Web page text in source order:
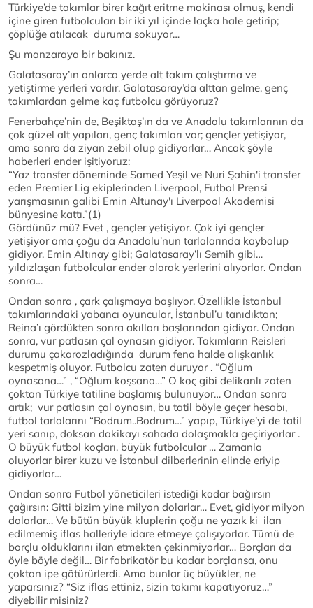
Türkiye’de takımlar birer kağıt eritme makinası olmuş, kendi
içine giren futbolcuları bir iki yıl içinde laçka hale getirip;
çöplüğe atılacak duruma sokuyor…
Şu manzaraya bir bakınız.
Galatasaray’ın onlarca yerde alt takım çalıştırma ve
yetiştirme yerleri vardır. Galatasaray’da alttan gelme, genç
takımlardan gelme kaç futbolcu görüyoruz?
Fenerbahçe’nin de, Beşiktaş’ın da ve Anadolu takımlarının da
çok güzel alt yapıları, genç takımları var; gençler yetişiyor,
ama sonra da ziyan zebil olup gidiyorlar… Ancak şöyle
haberleri ender işitiyoruz:
“Yaz transfer döneminde Samed Yeşil ve Nuri Şahin'i transfer
eden Premier Lig ekiplerinden Liverpool, Futbol Prensi
yarışmasının galibi Emin Altunay'ı Liverpool Akademisi
bünyesine kattı.”(1)
Gördünüz mü? Evet , gençler yetişiyor. Çok iyi gençler
yetişiyor ama çoğu da Anadolu’nun tarlalarında kaybolup
gidiyor. Emin Altınay gibi; Galatasaray’lı Semih gibi…
yıldızlaşan futbolcular ender olarak yerlerini alıyorlar. Ondan
sonra…
Ondan sonra , çark çalışmaya başlıyor. Özellikle İstanbul
takımlarındaki yabancı oyuncular, İstanbul’u tanıdıktan;
Reina’ı gördükten sonra akılları başlarından gidiyor. Ondan
sonra, vur patlasın çal oynasın gidiyor. Takımların Reisleri
durumu çakarozladığında durum fena halde alışkanlık
kespetmiş oluyor. Futbolcu zaten duruyor . “Oğlum
oynasana…” , “Oğlum koşsana…” O koç gibi delikanlı zaten
çoktan Türkiye tatiline başlamış bulunuyor… Ondan sonra
artık; vur patlasın çal oynasın, bu tatil böyle geçer hesabı,
futbol tarlalarını “Bodrum..Bodrum…” yapıp, Türkiye’yi de tatil
yeri sanıp, doksan dakikayı sahada dolaşmakla geçiriyorlar .
O büyük futbol koçları, büyük futbolcular … Zamanla
oluyorlar birer kuzu ve İstanbul dilberlerinin elinde eriyip
gidiyorlar…
Ondan sonra Futbol yöneticileri istediği kadar bağırsın
çağırsın: Gitti bizim yine milyon dolarlar… Evet, gidiyor milyon
dolarlar… Ve bütün büyük kluplerin çoğu ne yazık ki ilan
edilmemiş iflas halleriyle idare etmeye çalışıyorlar. Tümü de
borçlu olduklarını ilan etmekten çekinmiyorlar… Borçları da
öyle böyle değil… Bir fabrikatör bu kadar borçlansa, onu
çoktan ipe götürürlerdi. Ama bunlar üç büyükler, ne
yaparsınız? “Siz iflas ettiniz, sizin takımı kapatıyoruz…”
diyebilir misiniz?